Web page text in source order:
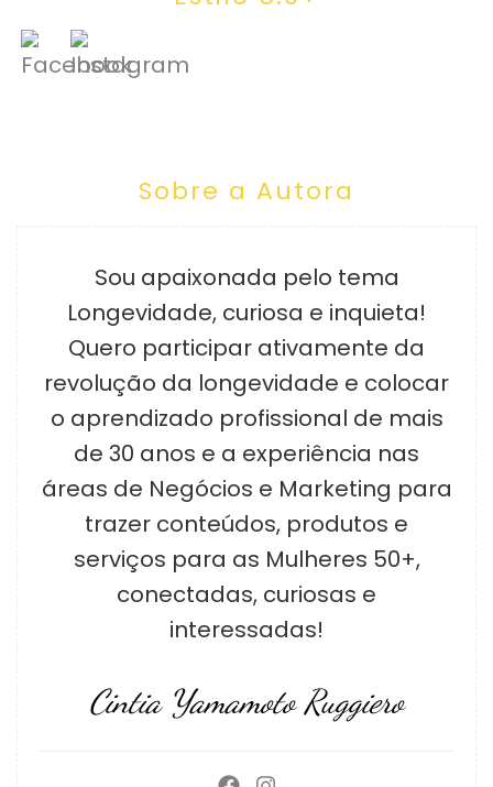
Sobre a Autora
Sou apaixonada pelo tema
Longevidade, curiosa e inquieta!
Quero participar ativamente da
revolução da longevidade e colocar
o aprendizado profissional de mais
de 30 anos e a experiência nas
áreas de Negócios e Marketing para
trazer conteúdos, produtos e
serviços para as Mulheres 50+,
conectadas, curiosas e
interessadas!
Cintia Yamamoto Ruggiero